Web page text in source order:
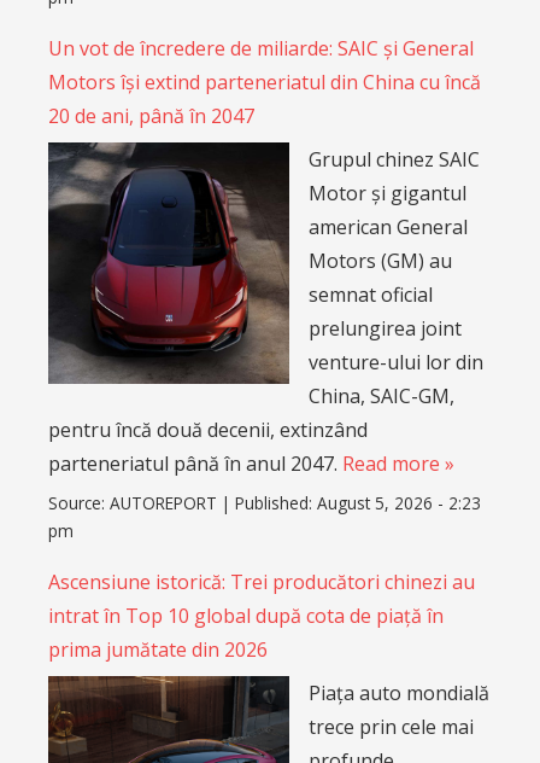
Un vot de încredere de miliarde: SAIC și General
Motors își extind parteneriatul din China cu încă
20 de ani, până în 2047
Grupul chinez SAIC
Motor și gigantul
american General
Motors (GM) au
semnat oficial
prelungirea joint
venture-ului lor din
China, SAIC-GM,
pentru încă două decenii, extinzând
parteneriatul până în anul 2047. Read more »
Source: AUTOREPORT | Published: August 5, 2026 - 2:23
pm
Ascensiune istorică: Trei producători chinezi au
intrat în Top 10 global după cota de piață în
prima jumătate din 2026
Piața auto mondială
trece prin cele mai